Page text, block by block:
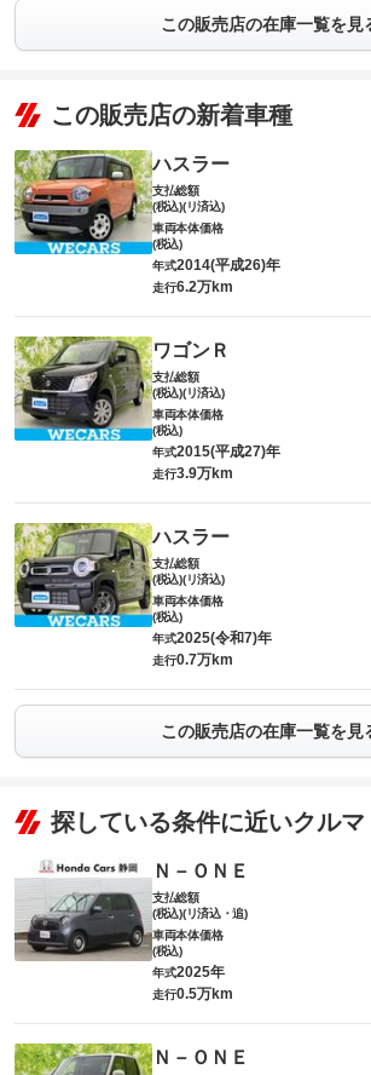
この販売店の在庫一覧を見
この販売店の新着車種
ハスラー
支払総額
(税込)(リ済込)
車両本体価格
(税込)
年式2014(平成26)年
走行6.2万km
ワゴンＲ
支払総額
(税込)(リ済込)
車両本体価格
(税込)
年式2015(平成27)年
走行3.9万km
ハスラー
支払総額
(税込)(リ済込)
車両本体価格
(税込)
年式2025(令和7)年
走行0.7万km
この販売店の在庫一覧を見
探している条件に近いクルマ
Ｎ－ＯＮＥ
支払総額
(税込)(リ済込・追)
車両本体価格
(税込)
年式2025年
走行0.5万km
Ｎ－ＯＮＥ